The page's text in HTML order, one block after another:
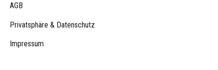
AGB
Privatsphäre & Datenschutz
Impressum